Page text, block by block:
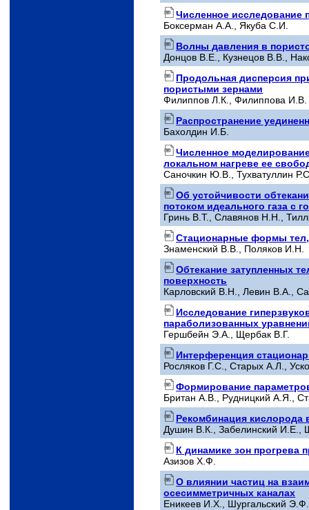
Численное исследование
Боксерман А.А., Якуба С.И.
Волны давления в
Донцов В.Е., Кузнецов В.В.,
Продольная дисперсия
пористыми зернами
Филиппов Л.К., Филиппова И.В.
Распространение
Бахолдин И.Б.
Численное
локальном нагреве ее
Саночкин Ю.В., Тухватуллин
Об устойчивости
потоком идеального газа с
Гринь В.Т., Славянов Н.Н.,
Стационарные формы
Знаменский В.В., Поляков И.Н.
Обтекание затупленных
поверхность
Карловский В.Н., Левин В.А.,
Исследование
параболизованных
Гершбейн Э.А., Щербак В.Г.
Интерференция
Росляков Г.С., Старых А.Л.,
Формирование
Британ А.В., Рудницкий А.Я.,
Рекомбинация кислорода
Душин В.К., Забелинский И.Е.,
К динамике зон прогрева
Азизов X.Ф.
О влиянии частиц на
осесимметричных каналах
Еникеев И.X., Шургальский Э.Ф.